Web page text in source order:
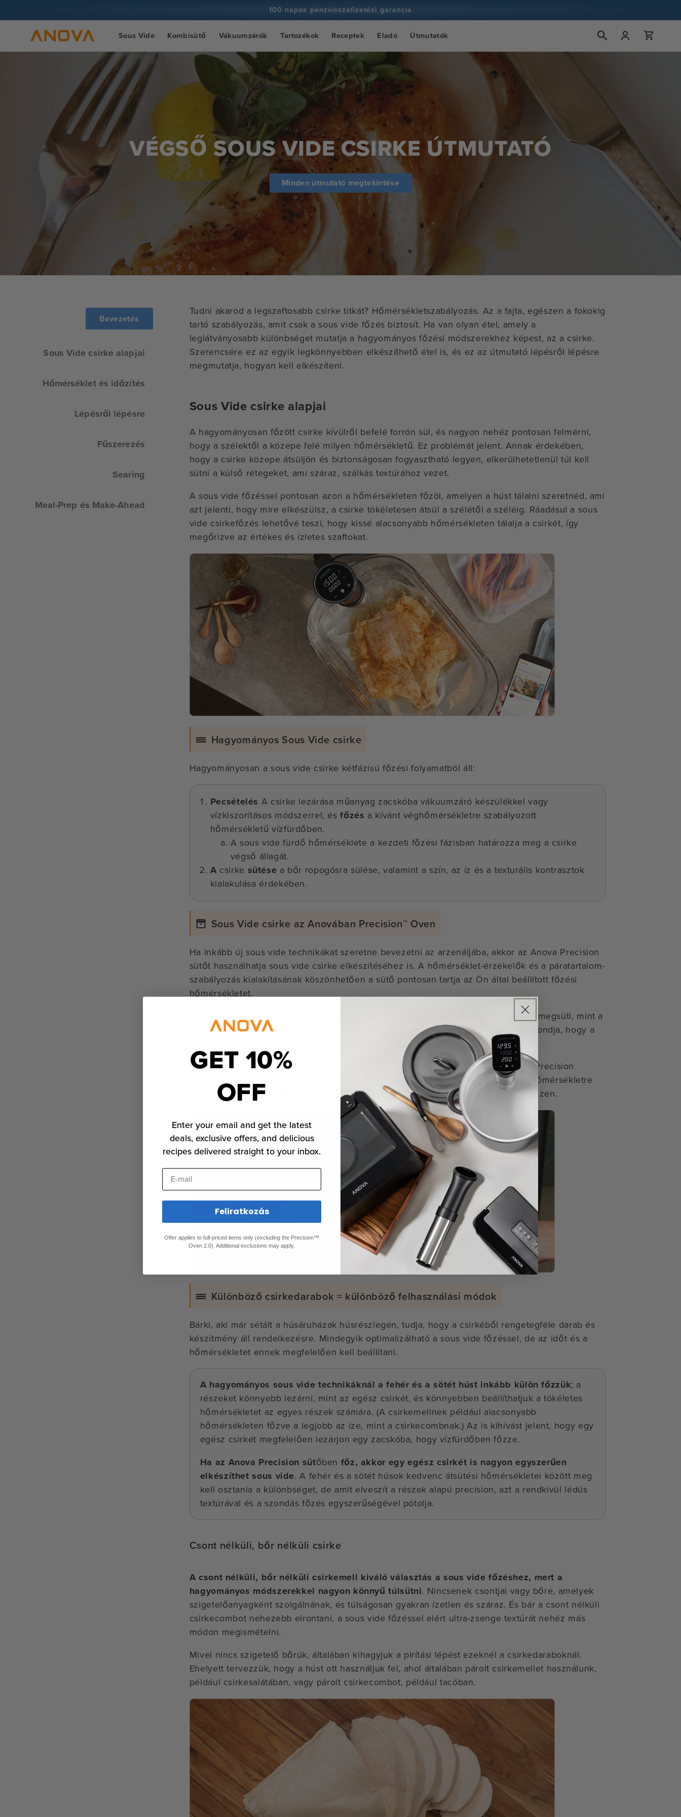
100 napos pénzvisszafizetési garancia
Sous Vide Kombisütő Vákuumzárók Tartozékok Receptek Eladó Útmutatók Bejelentkezés
Kosár
VÉGSŐ SOUS VIDE CSIRKE ÚTMUTATÓ
Minden útmutató megtekintése
Bevezetés
Sous Vide csirke alapjai
Hőmérséklet és időzítés
Lépésről lépésre
Fűszerezés
Searing
Meal-Prep és Make-Ahead
Tudni akarod a legszaftosabb csirke titkát? Hőmérsékletszabályozás. Az a fajta, egészen a fokokig
tartó szabályozás, amit csak a sous vide főzés biztosít. Ha van olyan étel, amely a
leglátványosabb különbséget mutatja a hagyományos főzési módszerekhez képest, az a csirke.
Szerencsére ez az egyik legkönnyebben elkészíthető étel is, és ez az útmutató lépésről lépésre
megmutatja, hogyan kell elkészíteni.
Sous Vide csirke alapjai
A hagyományosan főzött csirke kívülről befelé forrón sül, és nagyon nehéz pontosan felmérni,
hogy a szélektől a közepe felé milyen hőmérsékletű. Ez problémát jelent. Annak érdekében,
hogy a csirke közepe átsüljön és biztonságosan fogyasztható legyen, elkerülhetetlenül túl kell
sütni a külső rétegeket, ami száraz, szálkás textúrához vezet.
A sous vide főzéssel pontosan azon a hőmérsékleten főzöl, amelyen a húst tálalni szeretnéd, ami
azt jelenti, hogy mire elkészülsz, a csirke tökéletesen átsül a szélétől a széléig. Ráadásul a sous
vide csirkefőzés lehetővé teszi, hogy kissé alacsonyabb hőmérsékleten tálalja a csirkét, így
megőrizve az értékes és ízletes szaftokat.
Hagyományos Sous Vide csirke
Hagyományosan a sous vide csirke kétfázisú főzési folyamatból áll:
Pecsételés A csirke lezárása műanyag zacskóba vákuumzáró készülékkel vagy
vízkiszorításos módszerrel, ésfőzés a kívánt véghőmérsékletre szabályozott
hőmérsékletű vízfürdőben.
A sous vide fürdő hőmérséklete a kezdeti főzési fázisban határozza meg a csirke
végső állagát.
A csirke sütése a bőr ropogósra sülése, valamint a szín, az íz és a texturális kontrasztok
kialakulása érdekében.
Sous Vide csirke az Anovában Precision™ Oven
Ha inkább új sous vide technikákat szeretne bevezetni az arzenáljába, akkor az Anova Precision
sütőt használhatja sous vide csirke elkészítéséhez is. A hőmérséklet-érzékelők és a páratartalom-
szabályozás kialakításának köszönhetően a sütő pontosan tartja az Ön által beállított főzési
hőmérsékletet.
Választhat, hogy a csirkét a Precision sütőben ugyanúgy zacskóba csomagolja és megsüti, mint a
Precision sütőben, vagy használhatja a sütő ételszondáját, amely pontosan megmondja, hogy a
Akárcsak a hagyományos sous vide, a Sous Vide üzemmód használata az Anova Precision
sütőben is általában kétlépcsős főzési folyamat: először a csirkét a kívánt belső hőmérsékletre
kell hozni, majd a sütőben megpirítani vagy megsütni, hogy ízletes kéreg keletkezzen.
Különböző csirkedarabok = különböző felhasználási módok
Bárki, aki már sétált a húsáruházak húsrészlegén, tudja, hogy a csirkéből rengetegféle darab és
készítmény áll rendelkezésre. Mindegyik optimalizálható a sous vide főzéssel, de az időt és a
hőmérsékletet ennek megfelelően kell beállítani.
A hagyományos sous vide technikáknál a fehér és a sötét húst inkább külön főzzük; a
részeket könnyebb lezárni, mint az egész csirkét, és könnyebben beállíthatjuk a tökéletes
hőmérsékletet az egyes részek számára. (A csirkemellnek például alacsonyabb
hőmérsékleten főzve a legjobb az íze, mint a csirkecombnak.) Az is kihívást jelent, hogy egy
egész csirkét megfelelően lezárjon egy zacskóba, hogy vízfürdőben főzze.
Ha az Anova Precision sütőben főz, akkor egy egész csirkét is nagyon egyszerűen
elkészíthet sous vide. A fehér és a sötét húsok kedvenc átsütési hőmérsékletei között meg
kell osztania a különbséget, de amit elveszít a részek alapú precision, azt a rendkívül lédús
textúrával és a szondás főzés egyszerűségével pótolja.
Csont nélküli, bőr nélküli csirke
A csont nélküli, bőr nélküli csirkemell kiváló választás a sous vide főzéshez, mert a
hagyományos módszerekkel nagyon könnyű túlsütni. Nincsenek csontjai vagy bőre, amelyek
szigetelőanyagként szolgálnának, és túlságosan gyakran ízetlen és száraz. És bár a csont nélküli
csirkecombot nehezebb elrontani, a sous vide főzéssel elért ultra-zsenge textúrát nehéz más
módon megismételni.
Mivel nincs szigetelő bőrük, általában kihagyjuk a pirítási lépést ezeknél a csirkedaraboknál.
Ehelyett tervezzük, hogy a húst ott használjuk fel, ahol általában párolt csirkemellet használunk,
például csirkesalátában, vagy párolt csirkecombot, például tacóban.
GET 10%
OFF
Enter your email and get the latest
deals, exclusive offers, and delicious
recipes delivered straight to your inbox.
E-mail
Feliratkozás
Offer applies to full-priced items only (excluding the Precision™
Oven 2.0). Additional exclusions may apply.